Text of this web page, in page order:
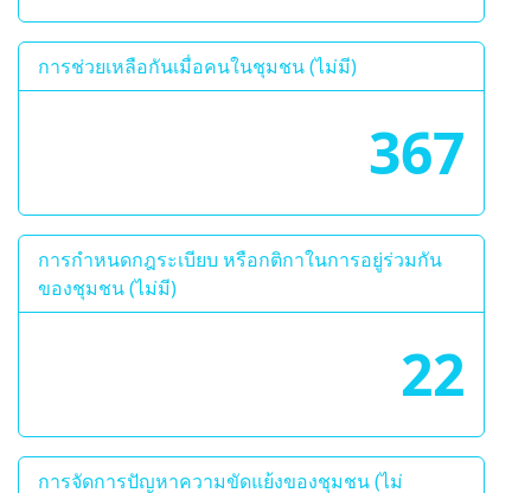
การช่วยเหลือกันเมื่อคนในชุมชน (ไม่มี)
367
การกำหนดกฎระเบียบ หรือกติกาในการอยู่ร่วมกัน
ของชุมชน (ไม่มี)
22
การจัดการปัญหาความขัดแย้งของชุมชน (ไม่